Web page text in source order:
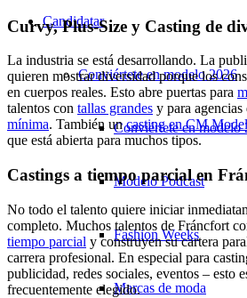
Candidatar
Conviértete en modelo 2026
Conviértete en modelo
Modelo Podcast
Fashion Weeks
Marcas de moda
Curvy, Plus-Size y Casting de
La industria se está desarrollando. La
quieren mostrar diversidad porque los
en cuerpos reales. Esto abre puertas para
talentos con tallas grandes y para agencias
mínima. También uncasting en CM
que está abierta para muchos tipos.
Castings a tiempo parcial en
No todo el talento quiere iniciar
completo. Muchos talentos de Fráncfort
tiempo parcial y construyen su cartera
carrera profesional. En especial para
publicidad, redes sociales, eventos – esto
frecuentemente elegido.